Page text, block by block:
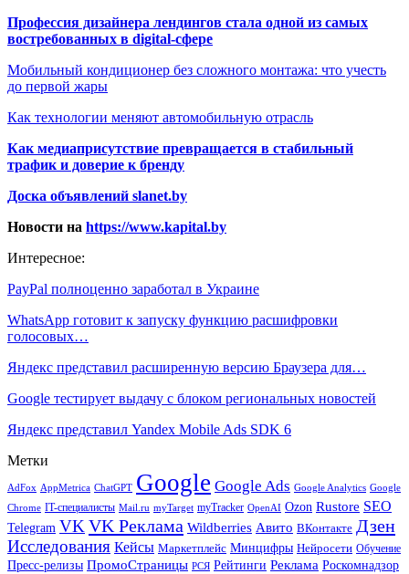
Профессия дизайнера лендингов стала одной из самых
востребованных в digital-сфере
Мобильный кондиционер без сложного монтажа: что учесть
до первой жары
Как технологии меняют автомобильную отрасль
Как медиаприсутствие превращается в стабильный
трафик и доверие к бренду
Доска объявлений slanet.by
Новости на https://www.kapital.by
Интересное:
PayPal полноценно заработал в Украине
WhatsApp готовит к запуску функцию расшифровки
голосовых…
Яндекс представил расширенную версию Браузера для…
Google тестирует выдачу с блоком региональных новостей
Яндекс представил Yandex Mobile Ads SDK 6
Метки
AdFox AppMetrica ChatGPT Google Google Ads Google Analytics Google
Chrome IT-специалисты Mail.ru myTarget myTracker OpenAI Ozon Rustore SEO
Telegram VK VK Реклама Wildberries Авито ВКонтакте Дзен
Исследования Кейсы Маркетплейс Минцифры Нейросети Обучение
Пресс-релизы ПромоСтраницы РСЯ Рейтинги Реклама Роскомнадзор